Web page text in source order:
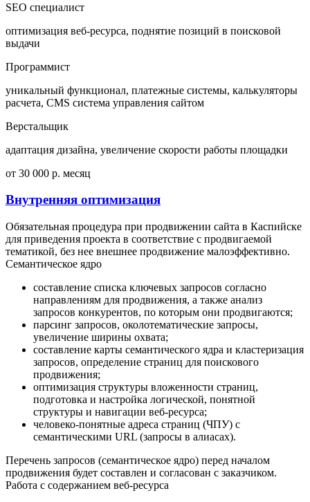
SEO специалист
оптимизация веб-ресурса, поднятие позиций в поисковой
выдачи
Программист
уникальный функционал, платежные системы, калькуляторы
расчета, CMS система управления сайтом
Верстальщик
адаптация дизайна, увеличение скорости работы площадки
от 30 000 р. месяц
Внутренняя оптимизация
Обязательная процедура при продвижении сайта в Каспийске
для приведения проекта в соответствие с продвигаемой
тематикой, без нее внешнее продвижение малоэффективно.
Семантическое ядро
составление списка ключевых запросов согласно
направлениям для продвижения, а также анализ
запросов конкурентов, по которым они продвигаются;
парсинг запросов, околотематические запросы,
увеличение ширины охвата;
составление карты семантического ядра и кластеризация
запросов, определение страниц для поискового
продвижения;
оптимизация структуры вложенности страниц,
подготовка и настройка логической, понятной
структуры и навигации веб-ресурса;
человеко-понятные адреса страниц (ЧПУ) с
семантическими URL (запросы в алиасах).
Перечень запросов (семантическое ядро) перед началом
продвижения будет составлен и согласован с заказчиком.
Работа с содержанием веб-ресурса